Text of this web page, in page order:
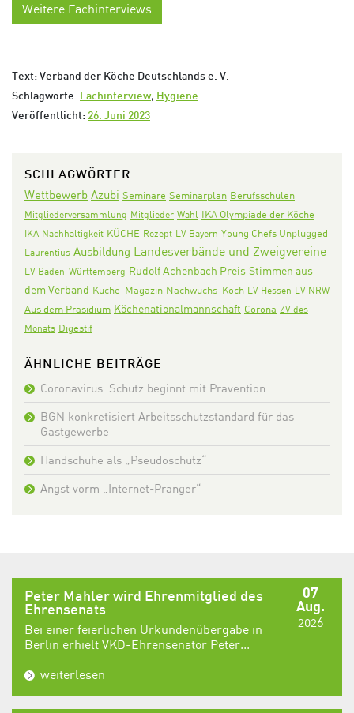
Weitere Fachinterviews
Text: Verband der Köche Deutschlands e. V.
Schlagworte: Fachinterview, Hygiene
Veröffentlicht: 26. Juni 2023
SCHLAGWÖRTER
Wettbewerb Azubi Seminare Seminarplan Berufsschulen
Mitgliederversammlung Mitglieder Wahl IKA Olympiade der Köche
IKA Nachhaltigkeit KÜCHE Rezept LV Bayern Young Chefs Unplugged
Laurentius Ausbildung Landesverbände und Zweigvereine
LV Baden-Württemberg Rudolf Achenbach Preis Stimmen aus
dem Verband Küche-Magazin Nachwuchs-Koch LV Hessen LV NRW
Aus dem Präsidium Köchenationalmannschaft Corona ZV des
Monats Digestif
ÄHNLICHE BEITRÄGE
Coronavirus: Schutz beginnt mit Prävention
BGN konkretisiert Arbeitsschutzstandard für das
Gastgewerbe
Handschuhe als „Pseudoschutz“
Angst vorm „Internet-Pranger“
07
Aug.
2026
Peter Mahler wird Ehrenmitglied des
Ehrensenats
Bei einer feierlichen Urkundenübergabe in
Berlin erhielt VKD-Ehrensenator Peter...
weiterlesen